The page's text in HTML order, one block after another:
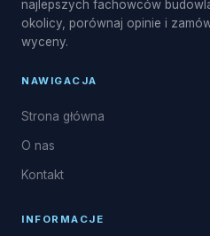
najlepszych fachowców
okolicy, porównaj opinie i
wyceny.
NAWIGACJA
Strona główna
O nas
Kontakt
INFORMACJE